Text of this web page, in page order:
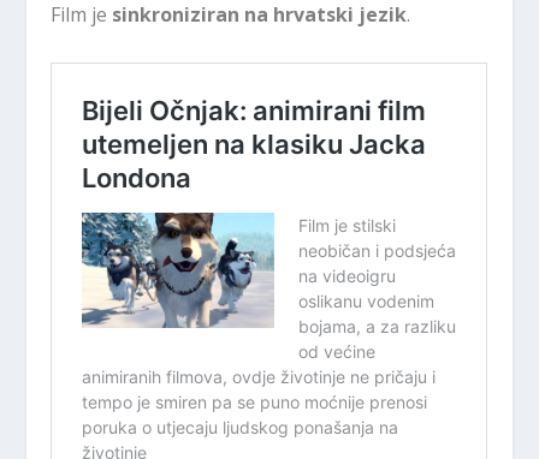
Film je sinkroniziran na hrvatski jezik.